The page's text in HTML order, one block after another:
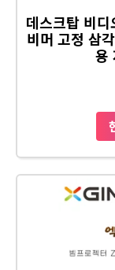
데스크탑 비
비머 고정 삼
용